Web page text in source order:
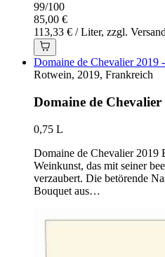
99/100
85,00 €
113,33 € / Liter, zzgl.
Domaine de Chevalier 2019
Rotwein, 2019, Frankreich
Domaine de Chevalier
0,75 L
Domaine de Chevalier 2019
Weinkunst, das mit seiner
verzaubert. Die betörende
Bouquet aus…